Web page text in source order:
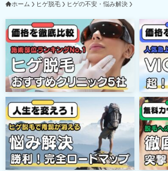
ホーム ヒゲ脱毛 ヒゲの不安・悩み解決